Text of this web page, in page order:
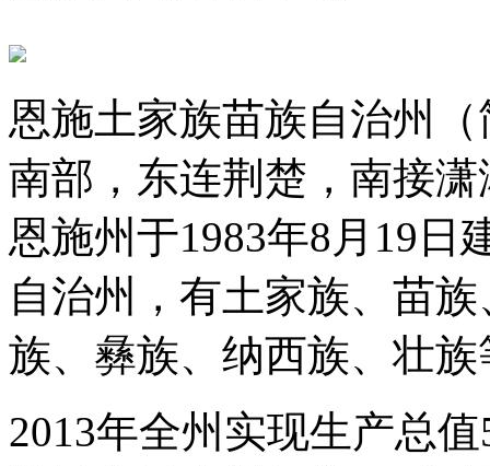
恩施土家族苗族自治州
南部，东连荆楚，南接
恩施州于1983年8月19日
自治州，有土家族、苗
族、彝族、纳西族、壮
2013年全州实现生产总